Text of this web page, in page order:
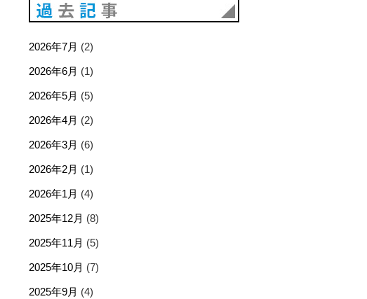
2026年7月 (2)
2026年6月 (1)
2026年5月 (5)
2026年4月 (2)
2026年3月 (6)
2026年2月 (1)
2026年1月 (4)
2025年12月 (8)
2025年11月 (5)
2025年10月 (7)
2025年9月 (4)